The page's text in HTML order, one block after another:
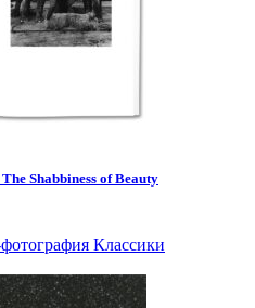
Shabbiness of Beauty
Классики